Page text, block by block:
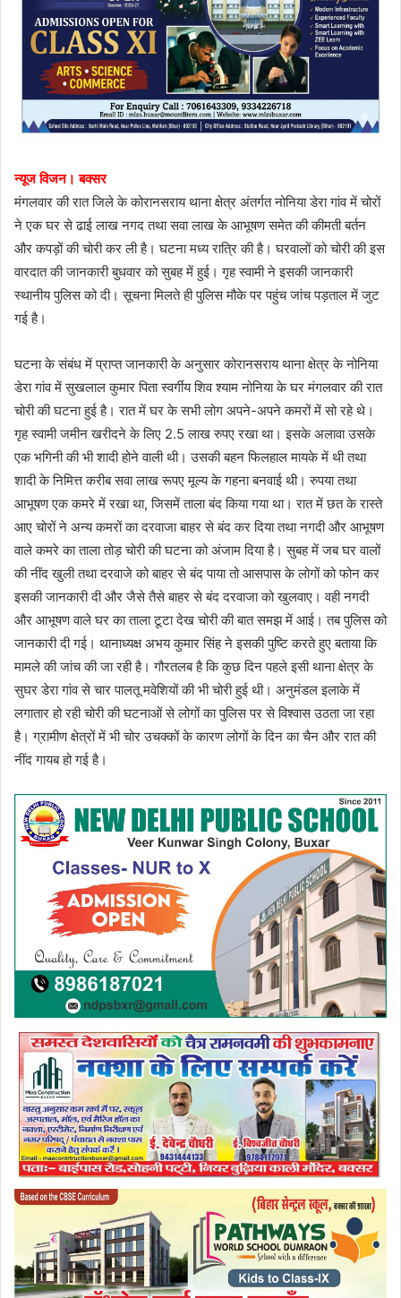
न्यूज विजन। बक्सर
मंगलवार की रात जिले के कोरानसराय थाना क्षेत्र अंतर्गत नोनिया डेरा गांव में चोरों
ने एक घर से ढाई लाख नगद तथा सवा लाख के आभूषण समेत की कीमती बर्तन
और कपड़ों की चोरी कर ली है। घटना मध्य रात्रि की है। घरवालों को चोरी की इस
वारदात की जानकारी बुधवार को सुबह में हुई। गृह स्वामी ने इसकी जानकारी
स्थानीय पुलिस को दी। सूचना मिलते ही पुलिस मौके पर पहुंच जांच पड़ताल में जुट
गई है।
घटना के संबंध में प्राप्त जानकारी के अनुसार कोरानसराय थाना क्षेत्र के नोनिया
डेरा गांव में सुखलाल कुमार पिता स्वर्गीय शिव श्याम नोनिया के घर मंगलवार की रात
चोरी की घटना हुई है। रात में घर के सभी लोग अपने-अपने कमरों में सो रहे थे।
गृह स्वामी जमीन खरीदने के लिए 2.5 लाख रुपए रखा था। इसके अलावा उसके
एक भगिनी की भी शादी होने वाली थी। उसकी बहन फिलहाल मायके में थी तथा
शादी के निमित्त करीब सवा लाख रूपए मूल्य के गहना बनवाई थी। रुपया तथा
आभूषण एक कमरे में रखा था, जिसमें ताला बंद किया गया था। रात में छत के रास्ते
आए चोरों ने अन्य कमरों का दरवाजा बाहर से बंद कर दिया तथा नगदी और आभूषण
वाले कमरे का ताला तोड़ चोरी की घटना को अंजाम दिया है। सुबह में जब घर वालों
की नींद खुली तथा दरवाजे को बाहर से बंद पाया तो आसपास के लोगों को फोन कर
इसकी जानकारी दी और जैसे तैसे बाहर से बंद दरवाजा को खुलवाए। वही नगदी
और आभूषण वाले घर का ताला टूटा देख चोरी की बात समझ में आई। तब पुलिस को
जानकारी दी गई। थानाध्यक्ष अभय कुमार सिंह ने इसकी पुष्टि करते हुए बताया कि
मामले की जांच की जा रही है। गौरतलब है कि कुछ दिन पहले इसी थाना क्षेत्र के
सुघर डेरा गांव से चार पालतू मवेशियों की भी चोरी हुई थी। अनुमंडल इलाके में
लगातार हो रही चोरी की घटनाओं से लोगों का पुलिस पर से विश्वास उठता जा रहा
है। ग्रामीण क्षेत्रों में भी चोर उचक्कों के कारण लोगों के दिन का चैन और रात की
नींद गायब हो गई है।